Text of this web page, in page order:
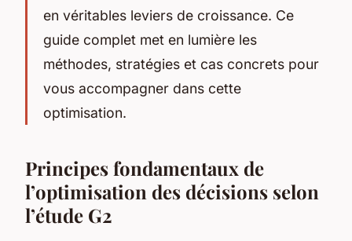
en véritables leviers de croissance. Ce
guide complet met en lumière les
méthodes, stratégies et cas concrets pour
vous accompagner dans cette
optimisation.
Principes fondamentaux de
l’optimisation des décisions selon
l’étude G2